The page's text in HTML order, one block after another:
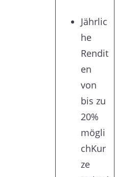
Jährlic
he
Rendit
en
von
bis zu
20%
mögli
chKur
ze